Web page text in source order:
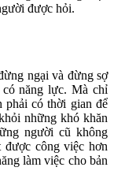
được hỏi.
ngại và đừng sợ
năng lực. Mà chỉ
phải có thời gian để
những khó khăn
người cũ không
được công việc hơn
làm việc cho bản